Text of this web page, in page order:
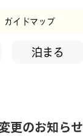
ガイドマップ
泊まる
更のお知らせ